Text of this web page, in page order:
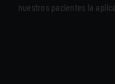
nuestros pacientes la